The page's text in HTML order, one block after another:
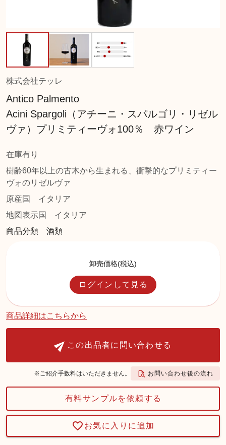
株式会社テッレ
Antico Palmento
Acini Spargoli（アチーニ・スパルゴリ・リゼル
ヴァ）プリミティーヴォ100％ 赤ワイン
在庫有り
樹齢60年以上の古木から生まれる、衝撃的なプリミティー
ヴォのリゼルヴァ
原産国
イタリア
地図表示国
イタリア
商品分類 酒類
卸売価格(税込)
ログインして見る
商品詳細はこちらから
この出品者に問い合わせる
※ご紹介手数料はいただきません。 お問い合わせ後の流れ
有料サンプルを依頼する
お気に入りに追加